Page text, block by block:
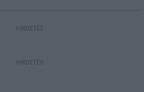
HIRDETÉS
HIRDETÉS